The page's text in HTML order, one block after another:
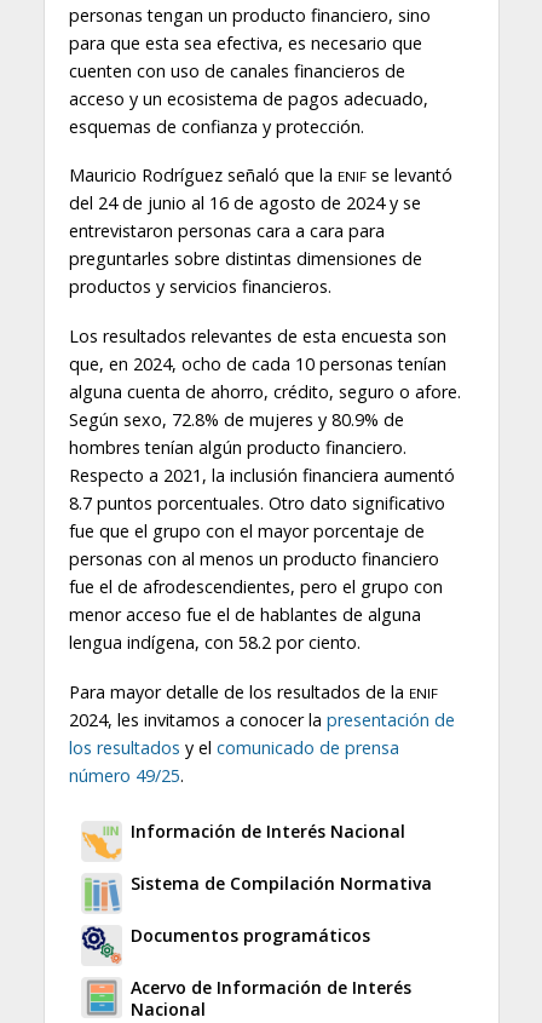
personas tengan un producto financiero, sino
para que esta sea efectiva, es necesario que
cuenten con uso de canales financieros de
acceso y un ecosistema de pagos adecuado,
esquemas de confianza y protección.
Mauricio Rodríguez señaló que la ENIFse levantó
del 24 de junio al 16 de agosto de 2024 y se
entrevistaron personas cara a cara para
preguntarles sobre distintas dimensiones de
productos y servicios financieros.
Los resultados relevantes de esta encuesta son
que, en 2024, ocho de cada 10 personas tenían
alguna cuenta de ahorro, crédito, seguro o afore.
Según sexo, 72.8% de mujeres y 80.9% de
hombres tenían algún producto financiero.
Respecto a 2021, la inclusión financiera aumentó
8.7 puntos porcentuales. Otro dato significativo
fue que el grupo con el mayor porcentaje de
personas con al menos un producto financiero
fue el de afrodescendientes, pero el grupo con
menor acceso fue el de hablantes de alguna
lengua indígena, con 58.2 por ciento.
Para mayor detalle de los resultados de la ENIF
2024, les invitamos a conocer la presentación de
los resultados y el comunicado de prensa
número 49/25.
Información de Interés Nacional
Sistema de Compilación Normativa
Documentos programáticos
Acervo de Información de Interés
Nacional